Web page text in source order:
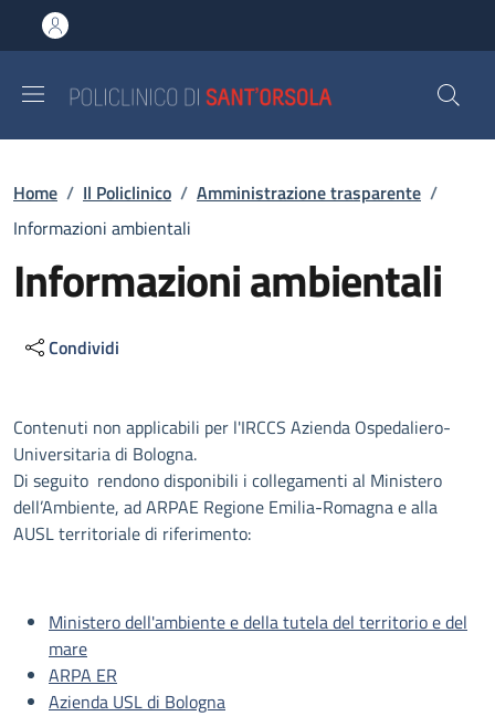
al contenuto principale
to footer content
Briciole di pane
Home / Il Policlinico / Amministrazione trasparente /
Informazioni ambientali
Informazioni ambientali
Condividi
Descrizione
Contenuti non applicabili per l'IRCCS Azienda Ospedaliero-
Universitaria di Bologna.
Di seguito rendono disponibili i collegamenti al Ministero
dell’Ambiente, ad ARPAE Regione Emilia-Romagna e alla
AUSL territoriale di riferimento:
Ministero dell'ambiente e della tutela del territorio e del
mare
ARPA ER
Azienda USL di Bologna